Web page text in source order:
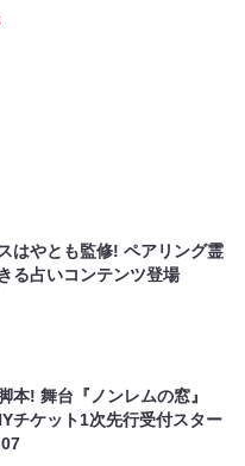
はやとも監修! ペアリング霊
る占いコンテンツ登場
本! 舞台『ノンレムの窓』
チケット1次先行受付スター